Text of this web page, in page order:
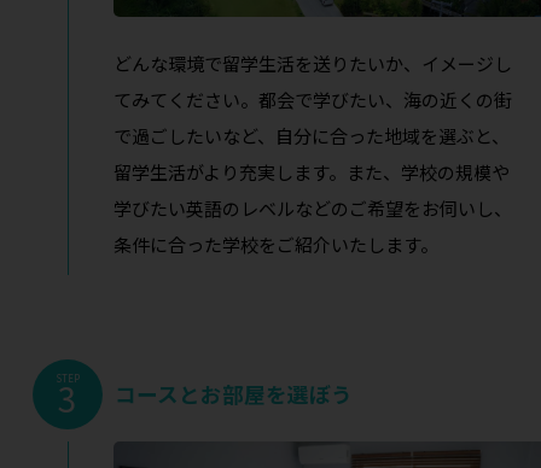
どんな環境で留学生活を送りたいか、イメージし
てみてください。都会で学びたい、海の近くの街
で過ごしたいなど、自分に合った地域を選ぶと、
留学生活がより充実します。また、学校の規模や
学びたい英語のレベルなどのご希望をお伺いし、
条件に合った学校をご紹介いたします。
STEP
3 コースとお部屋を選ぼう